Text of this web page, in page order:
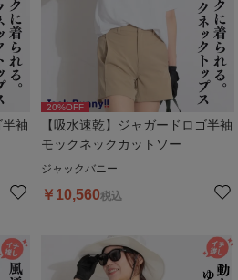
半袖
20%OFF
【吸水速乾】ジャガードロゴ半袖
モックネックカットソー
ジャックバニー
￥ 10,560税込